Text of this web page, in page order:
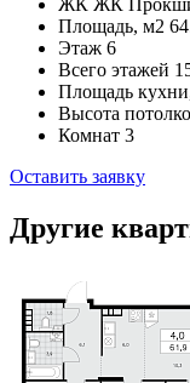
Площадь, м2
Этаж 6
Всего этажей
Площадь
Высота
Комнат 3
Оставить заявку
Другие